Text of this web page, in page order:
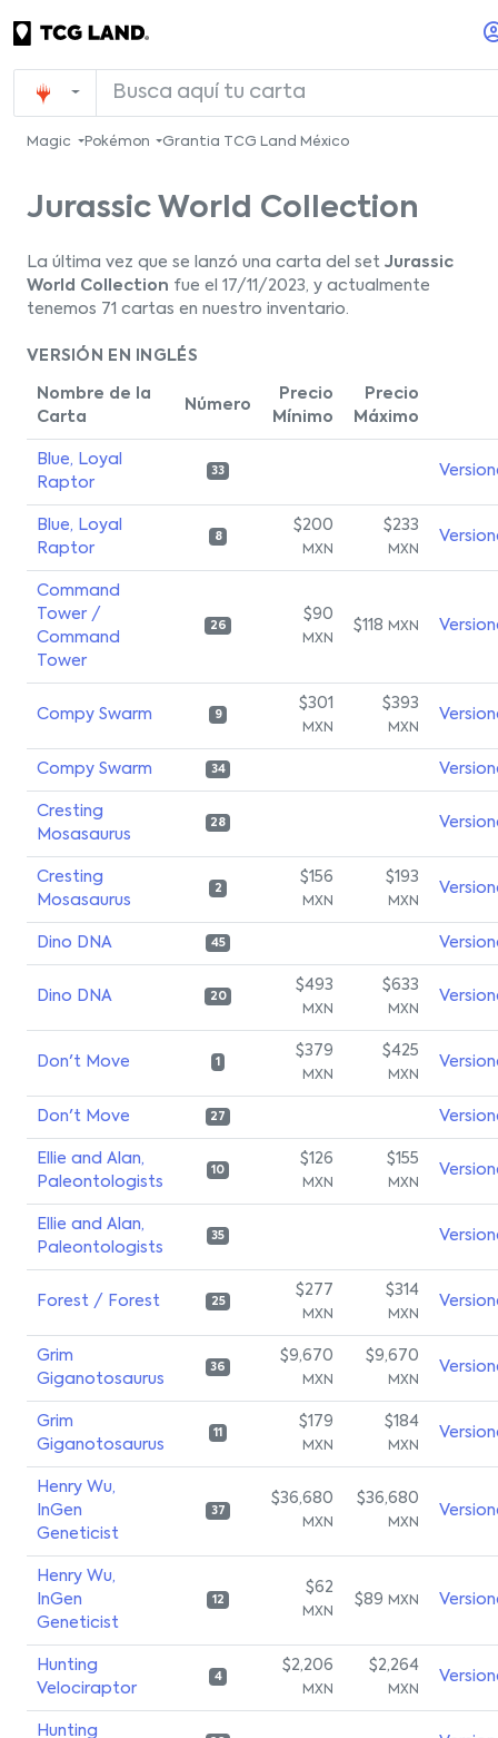
Magic Pokémon Grantia TCG Land México
Jurassic World Collection
La última vez que se lanzó una carta del set Jurassic
World Collection fue el 17/11/2023, y actualmente
tenemos 71 cartas en nuestro inventario.
VERSIÓN EN INGLÉS
Nombre de la
Carta
Número
Precio
Mínimo
Precio
Máximo
Blue, Loyal
Raptor
33
Blue, Loyal
Raptor
8
$200
MXN
$233
MXN
Command
Tower /
Command
Tower
26
$90
MXN
$118 MXN
Compy Swarm 9
$301
MXN
$393
MXN
Compy Swarm 34
Cresting
Mosasaurus
28
Cresting
Mosasaurus
2
$156
MXN
$193
MXN
Dino DNA 45
Dino DNA 20
$493
MXN
$633
MXN
Don't Move 1
$379
MXN
$425
MXN
Don't Move 27
Ellie and Alan,
Paleontologists
10
$126
MXN
$155
MXN
Ellie and Alan,
Paleontologists
35
Forest / Forest 25
$277
MXN
$314
MXN
Grim
Giganotosaurus
36
$9,670
MXN
$9,670
MXN
Grim
Giganotosaurus
11
$179
MXN
$184
MXN
Henry Wu,
InGen
Geneticist
37
$36,680
MXN
$36,680
MXN
Henry Wu,
InGen
Geneticist
12
$62
MXN
$89 MXN
Hunting
Velociraptor
4
$2,206
MXN
$2,264
MXN
Hunting